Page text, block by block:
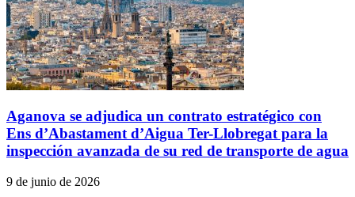
Aganova se adjudica un contrato estratégico con
Ens d’Abastament d’Aigua Ter-Llobregat para la
inspección avanzada de su red de transporte de agua
9 de junio de 2026